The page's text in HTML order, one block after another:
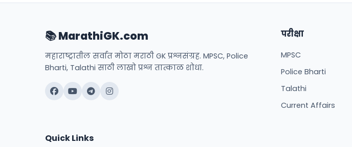
📚 MarathiGK.com
महाराष्ट्रातील सर्वात मोठा मराठी GK प्रश्नसंग्रह. MPSC, Police
Bharti, Talathi साठी लाखो प्रश्न तात्काळ शोधा.
परीक्षा
MPSC
Police Bharti
Talathi
Current Affairs
Quick Links